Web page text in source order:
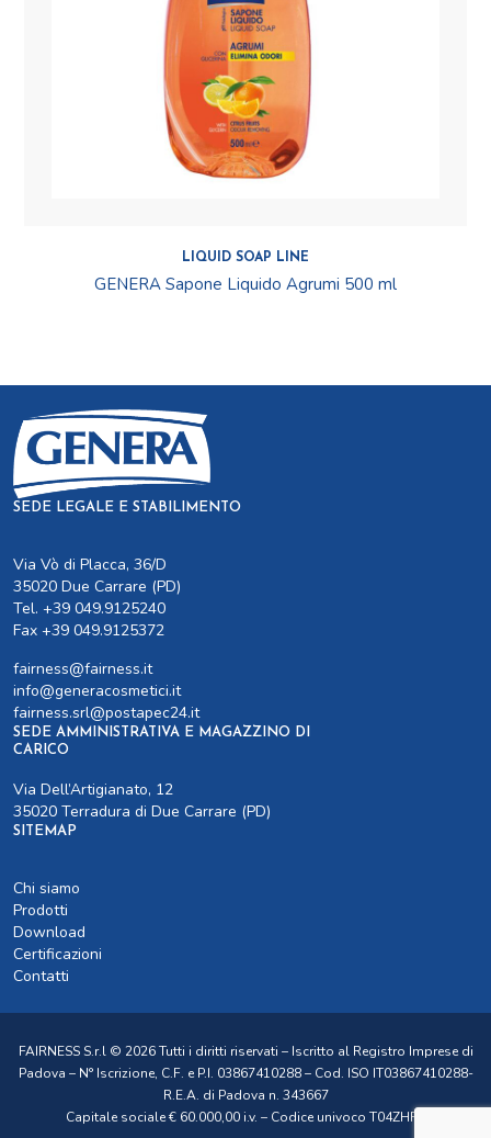
LIQUID SOAP LINE
GENERA Sapone Liquido Agrumi 500 ml
SEDE LEGALE E STABILIMENTO
Via Vò di Placca, 36/D
35020 Due Carrare (PD)
Tel. +39 049.9125240
Fax +39 049.9125372
fairness@fairness.it
info@generacosmetici.it
fairness.srl@postapec24.it
SEDE AMMINISTRATIVA E MAGAZZINO DI
CARICO
Via Dell’Artigianato, 12
35020 Terradura di Due Carrare (PD)
SITEMAP
Chi siamo
Prodotti
Download
Certificazioni
Contatti
FAIRNESS S.r.l © 2026 Tutti i diritti riservati – Iscritto al Registro Imprese di
Padova – N° Iscrizione, C.F. e P.I. 03867410288 – Cod. ISO IT03867410288-
R.E.A. di Padova n. 343667
Capitale sociale € 60.000,00 i.v. – Codice univoco T04ZHR3